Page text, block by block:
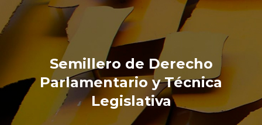
Semillero de Derecho
Parlamentario y Técnica
Legislativa